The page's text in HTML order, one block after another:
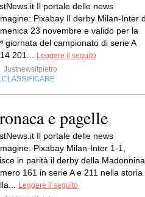
Il portale delle news
Pixabay Il derby Milan-Inter
23 novembre e valido per la
giornata del campionato di serie A
201...
Leggere il seguito
Justnewsitpietro
CLASSIFICARE
e pagelle
Il portale delle news
Pixabay Milan-Inter 1-1,
in parità il derby della Madonnina
161 in serie A e 211 nella storia
Leggere il seguito